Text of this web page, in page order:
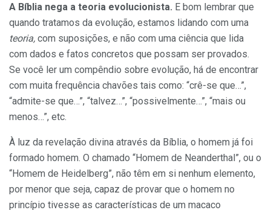
A Bíblia nega a teoria evolucionista. E bom lembrar que
quan­do tratamos da evolução, estamos lidando com uma
teoria, com supo­sições, e não com uma ciência que lida
com dados e fatos concretos que possam ser provados.
Se você ler um compêndio sobre evolução, há de encontrar
com muita frequência chavões tais como: “crê-se que…”,
“admite-se que…”, “talvez…”, “possivelmente…”, “mais ou
me­nos…”, etc.
À luz da revelação divina atra­vés da Bíblia, o homem já foi
forma­do homem. O chamado “Homem de Neanderthal”, ou o
“Homem de Heidelberg”, não têm em si ne­nhum elemento,
por menor que se­ja, capaz de provar que o homem no
princípio tivesse as características de um macaco